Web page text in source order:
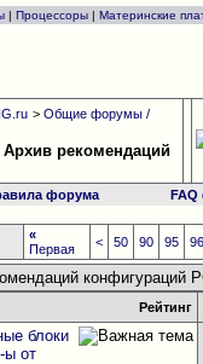
| Процессоры | Материнские
> Общие форумы /
Архив рекомендаций
форума
«
Первая
< 50 90 95
конфигураций
Рейтинг
блоки
ы от